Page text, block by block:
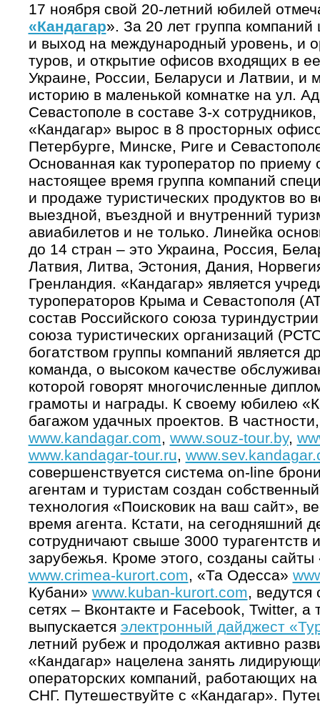
17 ноября свой 20-летний юбилей
«Кандагар». За 20 лет группа
и выход на международный уровень, и
туров, и открытие офисов входящих в
Украине, России, Беларуси и Латвии, и
историю в маленькой комнатке на ул.
Севастополе в составе 3-х
«Кандагар» вырос в 8 просторных
Петербурге, Минске, Риге и
Основанная как туроператор по
настоящее время группа компаний
и продаже туристических продуктов во
выездной, въездной и внутренний
авиабилетов и не только. Линейка
до 14 стран – это Украина, Россия,
Латвия, Литва, Эстония, Дания,
Гренландия. «Кандагар» является
туроператоров Крыма и Севастополя
состав Российского союза
союза туристических организаций
богатством группы компаний является
команда, о высоком качестве
которой говорят многочисленные
грамоты и награды. К своему юбилею
багажом удачных проектов. В
www.kandagar.com, www.souz-tour.by,
www.kandagar-tour.ru,
совершенствуется система оn-line
агентам и туристам создан
технология «Поисковик на ваш сайт»,
время агента. Кстати, на сегодняшний
сотрудничают свыше 3000 турагентств
зарубежья. Кроме этого, созданы
www.crimea-kurort.com, «Та Одесса»
Кубани» www.kuban-kurort.com,
сетях – Вконтакте и Facebook, Twitter, а
выпускается электронный дайджест
летний рубеж и продолжая активно
«Кандагар» нацелена занять
операторских компаний, работающих
СНГ. Путешествуйте с «Кандагар».